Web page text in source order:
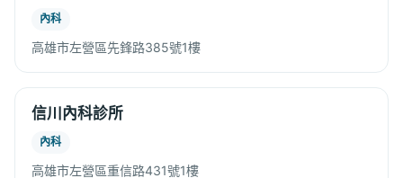
內科
高雄市左營區先鋒路385號1樓
信川內科診所
內科
高雄市左營區重信路431號1樓